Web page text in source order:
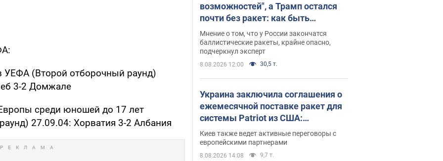
УЕФА (Второй отборочный раунд)
3-2 Домжале
среди юношей до 17 лет
27.09.04: Хорватия 3-2 Албания
возможностей", а Трамп остался
почти без ракет: как быть
Украине? Интервью с Мельником
Мнение о том, что у России закончатся
баллистические ракеты, крайне опасно,
подчеркнул эксперт
8.08.2026 12:00 30,5 т.
Украина заключила соглашения о
ежемесячной поставке ракет для
системы Patriot из США:
Зеленский раскрыл подробности
Киев также ведет активные переговоры с
европейскими партнерами
8.08.2026 14:08 9,7 т.